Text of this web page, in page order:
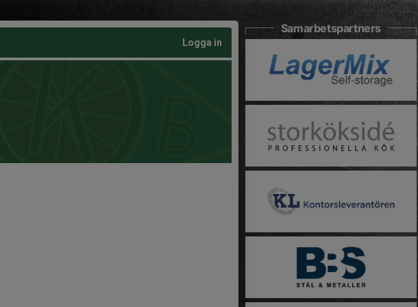
Logga in
Samarbetspartners